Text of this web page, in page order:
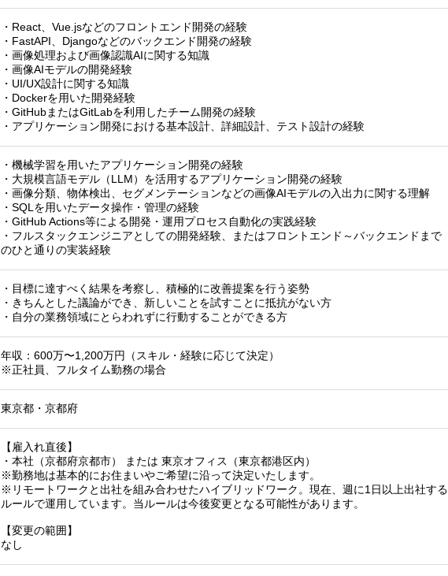
・React、Vue.jsなどのフロントエンド開発の経験
・FastAPI、Djangoなどのバックエンド開発の経験
・画像処理および画像認識AIに関する知識
・画像AIモデルの開発経験
・UI/UX設計に関する知識
・Dockerを用いた開発経験
・GitHubまたはGitLabを利用したチーム開発の経験
・アプリケーション開発における基本設計、詳細設計、テスト設計の経験
・機械学習を用いたアプリケーション開発の経験
・大規模言語モデル（LLM）を活用するアプリケーション開発の経験
・画像分類、物体検出、セグメンテーションなどの画像AIモデルの入出力に関する理解
・SQLを用いたデータ操作・管理の経験
・GitHub Actions等による開発・運用プロセス自動化の実践経験
・フルスタックエンジニアとしての開発経験、またはフロントエンド～バックエンドまで
のひと通りの実装経験
・目標に達すべく結果を考察し、積極的に改善提案を行う姿勢
・きちんとした議論ができ、新しいことを試すことに抵抗がない方
・自分の業務領域にとらわれずに行動することができる方
年収：600万〜1,200万円（スキル・経験に応じて決定）
※正社員、フルタイム勤務の場合
東京都 ・ 京都府
【雇入れ直後】
・本社（京都府京都市） または 東京オフィス（東京都港区内）
※勤務地は基本的にお住まいやご希望に沿って決定いたします。
※リモートワークと出社を組み合わせたハイブリッドワーク。現在、週に1日以上出社する
ルールで運用しています。当ルールは今後変更となる可能性があります。
【変更の範囲】
なし